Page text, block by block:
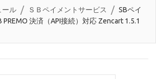
ール ＳＢペイメントサービス
SBペイ
PREMO 決済（API接続）対応 Zencart 1.5.1